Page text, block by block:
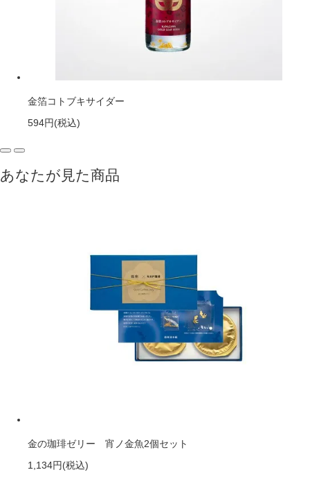
金箔コトブキサイダー
594円(税込)
あなたが見た商品
金の珈琲ゼリー 宵ノ金魚2個セット
1,134円(税込)